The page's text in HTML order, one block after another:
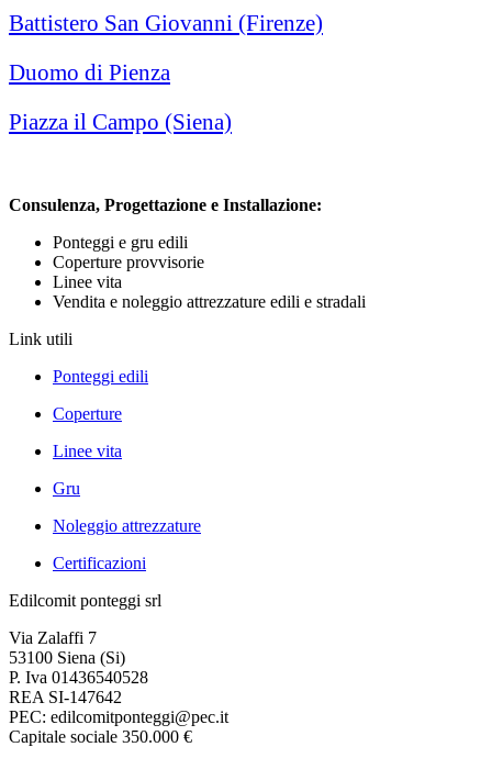
Battistero San Giovanni (Firenze)
Duomo di Pienza
Piazza il Campo (Siena)
Consulenza, Progettazione e Installazione:
Ponteggi e gru edili
Coperture provvisorie
Linee vita
Vendita e noleggio attrezzature edili e stradali
Link utili
Ponteggi edili
Coperture
Linee vita
Gru
Noleggio attrezzature
Certificazioni
Edilcomit ponteggi srl
Via Zalaffi 7
53100 Siena (Si)
P. Iva 01436540528
REA SI-147642
PEC: edilcomitponteggi@pec.it
Capitale sociale 350.000 €